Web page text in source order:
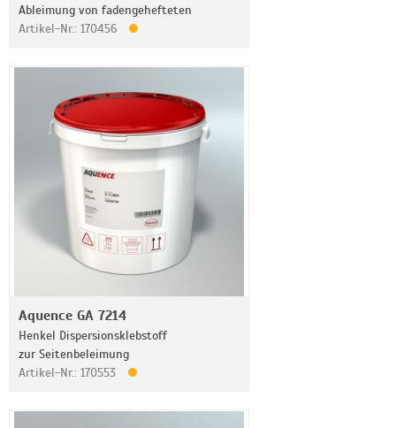
Ableimung von fadengehefteten
Artikel-Nr.: 170456
Aquence GA 7214
Henkel Dispersionsklebstoff
zur Seitenbeleimung
Artikel-Nr.: 170553